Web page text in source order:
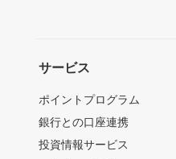
サービス
ポイントプログラム
銀行との口座連携
投資情報サービス